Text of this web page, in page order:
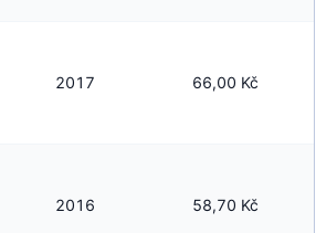
2017 66,00 Kč
2016 58,70 Kč